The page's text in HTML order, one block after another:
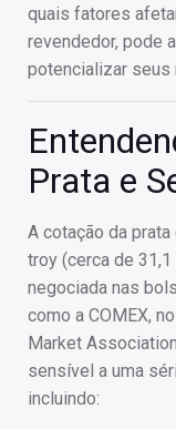
quais fatores
revendedor, pode
potencializar seus
Prata e
A cotação da
troy (cerca de
negociada nas
como a COMEX,
Market
sensível a uma
incluindo: